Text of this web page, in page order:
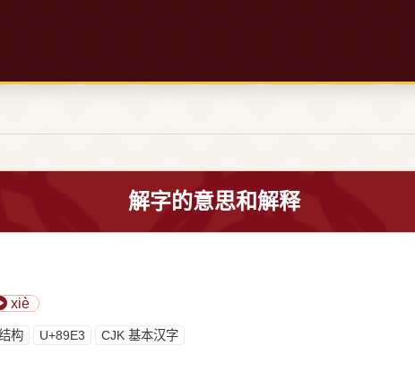
解字的意思和解释
xiè
构 U+89E3 CJK 基本汉字